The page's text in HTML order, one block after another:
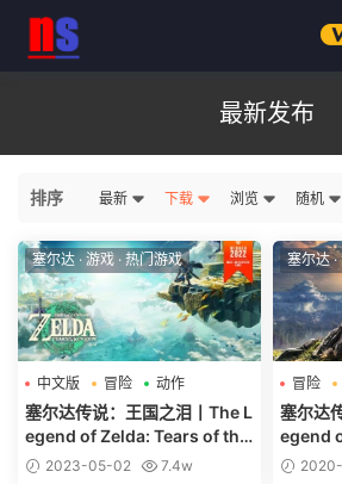
最新发布
排序 最新 下载 浏览 随机
塞尔达 · 游戏 · 热门游戏
中文版 冒险 动作
塞尔达传说：王国之泪丨The L
egend of Zelda: Tears of the
Kingdom
2023-05-02 7.4w
塞尔达·
冒险
塞尔达
egend
e Wild